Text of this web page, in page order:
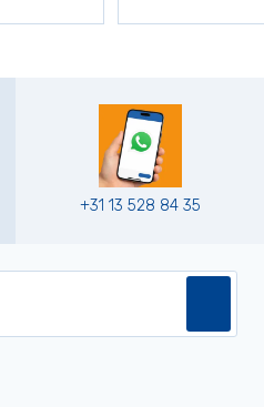
+31 13 528 84 35